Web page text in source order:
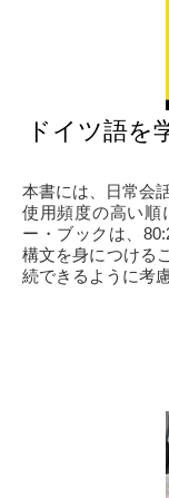
ドイツ語を
本書には、日常会
使用頻度の高い順
ー・ブックは、
構文を身につける
続できるように考